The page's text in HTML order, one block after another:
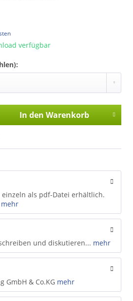
verfügbar
In den Warenkorb
einzeln als pdf-Datei erhältlich.
mehr
und diskutieren... mehr
GmbH & Co.KG mehr